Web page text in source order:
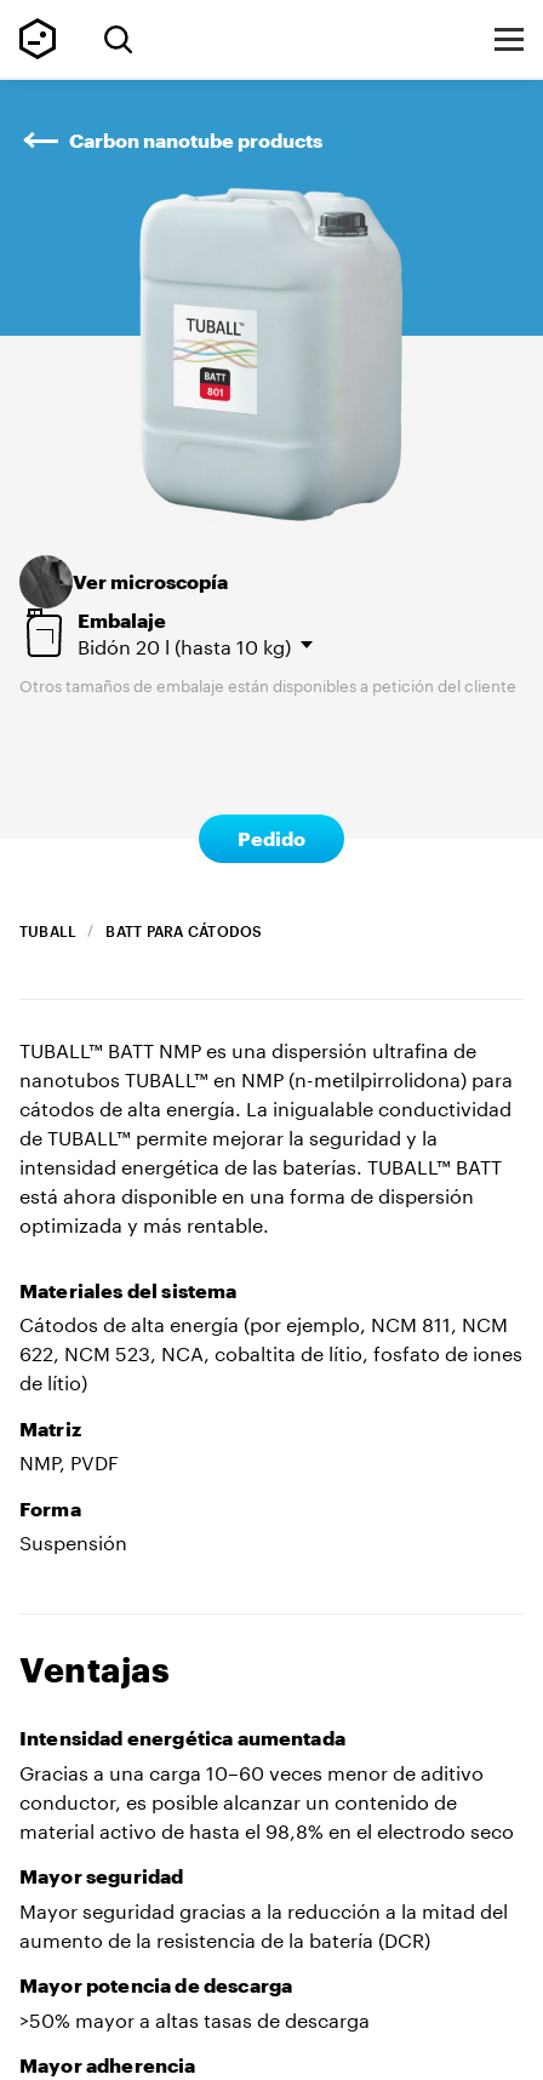
Carbon nanotube products
Embalaje
Bidón 20 l (hasta 10 kg)
Otros tamaños de embalaje están disponibles a petición del cliente
Ver microscopía
TUBALL BATT PARA CÁTODOS
Pedido
TUBALL™ BATT NMP es una dispersión ultrafina de
nanotubos TUBALL™ en NMP (n-metilpirrolidona) para
cátodos de alta energía. La inigualable conductividad
de TUBALL™ permite mejorar la seguridad y la
intensidad energética de las baterías. TUBALL™ BATT
está ahora disponible en una forma de dispersión
optimizada y más rentable.
Materiales del sistema
Cátodos de alta energía (por ejemplo, NCM 811, NCM
622, NCM 523, NCA, cobaltita de lítio, fosfato de iones
de lítio)
Matriz
NMP, PVDF
Forma
Suspensión
Ventajas
Intensidad energética aumentada
Gracias a una carga 10–60 veces menor de aditivo
conductor, es posible alcanzar un contenido de
material activo de hasta el 98,8% en el electrodo seco
Mayor seguridad
Mayor seguridad gracias a la reducción a la mitad del
aumento de la resistencia de la batería (DCR)
Mayor potencia de descarga
>50% mayor a altas tasas de descarga
Mayor adherencia